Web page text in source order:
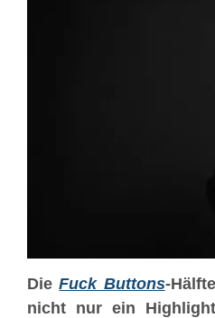
DieFuck Buttons-
nicht nur ein